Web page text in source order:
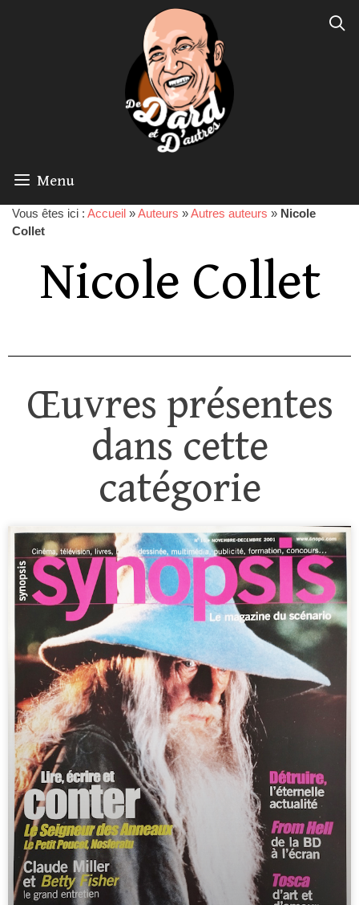
Menu
Vous êtes ici : Accueil »Auteurs »Autres auteurs » Nicole
Collet
Nicole Collet
Œuvres présentes
dans cette
catégorie